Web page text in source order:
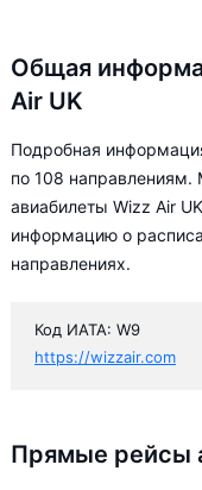
Общая
Air UK
Подробная
по 108
авиабилеты Wizz Air
информацию о
направлениях.
Код ИАТА: W9
https://wizzair.com
Прямые рейсы